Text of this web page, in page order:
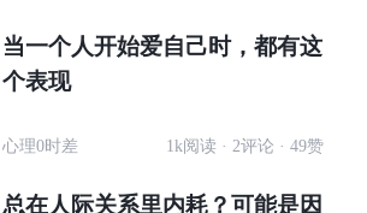
当一个人开始爱自己时，都有这
个表现
心理0时差 1k阅读 · 2评论 · 49赞
总在人际关系里内耗？可能是因